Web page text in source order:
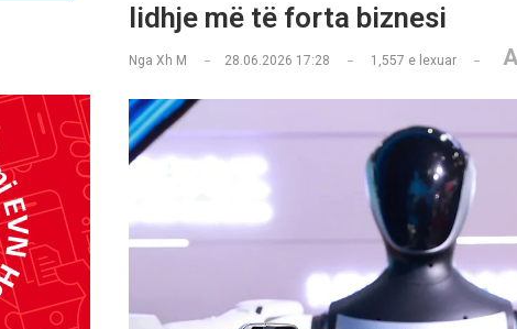
lidhje më të forta biznesi
Nga Xh M 28.06.2026 17:28 1,557 e lexuar